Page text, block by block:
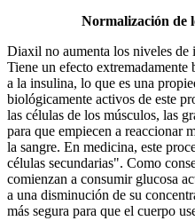
Normalización de
Diaxil no aumenta los niveles de
Tiene un efecto extremadamente
a la insulina, lo que es una
biológicamente activos de este
las células de los músculos, las
para que empiecen a reaccionar
la sangre. En medicina, este
células secundarias". Como
comienzan a consumir glucosa
a una disminución de su
más segura para que el cuerpo